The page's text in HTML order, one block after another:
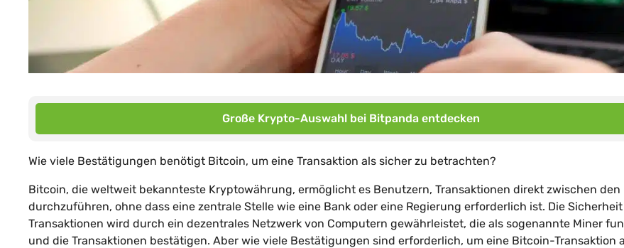
Große Krypto-Auswahl bei Bitpanda entdecken
Wie viele Bestätigungen benötigt Bitcoin, um eine Transaktion als sicher zu betrachten?
Bitcoin, die weltweit bekannteste Kryptowährung, ermöglicht es Benutzern, Transaktionen direkt zwischen den
durchzuführen, ohne dass eine zentrale Stelle wie eine Bank oder eine Regierung erforderlich ist. Die
Transaktionen wird durch ein dezentrales Netzwerk von Computern gewährleistet, die als sogenannte Miner
und die Transaktionen bestätigen. Aber wie viele Bestätigungen sind erforderlich, um eine Bitcoin-Transaktion